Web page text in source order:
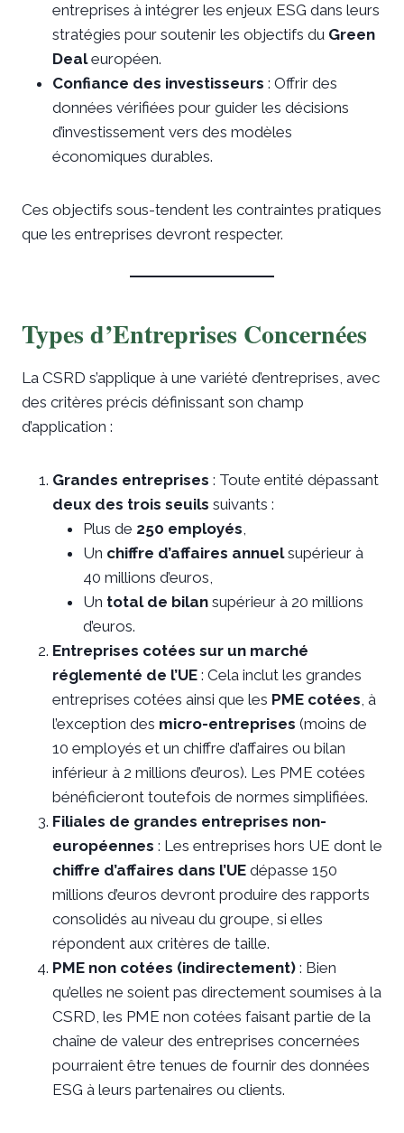
entreprises à intégrer les enjeux ESG dans leurs
stratégies pour soutenir les objectifs du Green
Dealeuropéen.
Confiance des investisseurs : Offrir des
données vérifiées pour guider les décisions
d’investissement vers des modèles
économiques durables.
Ces objectifs sous-tendent les contraintes pratiques
que les entreprises devront respecter.
Types d’Entreprises Concernées
La CSRD s’applique à une variété d’entreprises, avec
des critères précis définissant son champ
d’application :
Grandes entreprises : Toute entité dépassant
deux des trois seuils suivants :
Plus de 250 employés,
Un chiffre d’affaires annuelsupérieur à
40 millions d’euros,
Un total de bilan supérieur à 20 millions
d’euros.
Entreprises cotées sur un marché
réglementé de l’UE : Cela inclut les grandes
entreprises cotées ainsi que les PME cotées, à
l’exception des micro-entreprises (moins de
10 employés et un chiffre d’affaires ou bilan
inférieur à 2 millions d’euros). Les PME cotées
bénéficieront toutefois de normes simplifiées.
Filiales de grandes entreprises non-
européennes : Les entreprises hors UE dont le
chiffre d’affaires dans l’UE dépasse 150
millions d’euros devront produire des rapports
consolidés au niveau du groupe, si elles
répondent aux critères de taille.
PME non cotées (indirectement) : Bien
qu’elles ne soient pas directement soumises à la
CSRD, les PME non cotées faisant partie de la
chaîne de valeur des entreprises concernées
pourraient être tenues de fournir des données
ESG à leurs partenaires ou clients.